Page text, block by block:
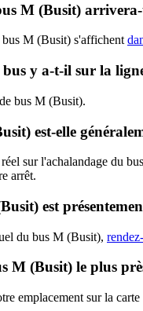
M (Busit)
bus M (Busit) s'affichent
y a-t-il sur la
bus M (Busit).
est-elle
sur l'achalandage du
arrêt.
est
du bus M (Busit),
M (Busit) le plus
emplacement sur la